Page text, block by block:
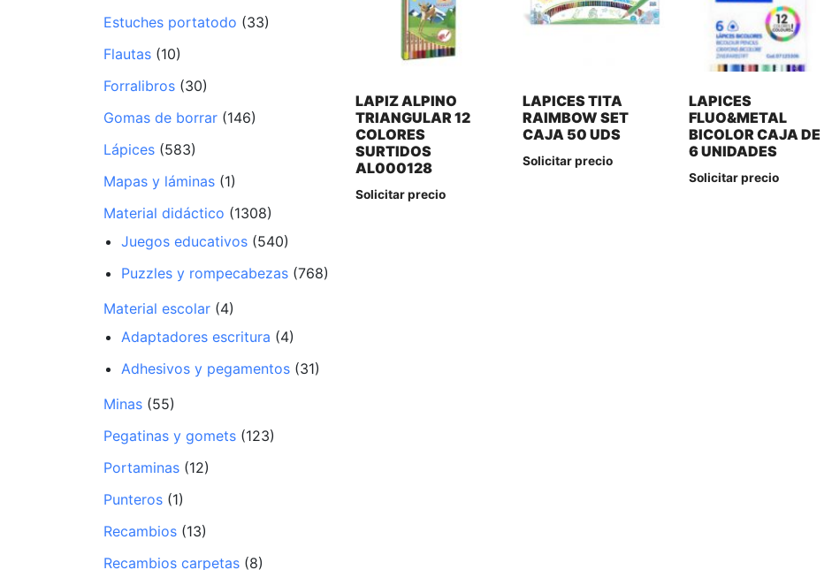
Estuches portatodo (33)
Flautas (10)
Forralibros (30)
Gomas de borrar (146)
Lápices (583)
Mapas y láminas (1)
Material didáctico (1308)
Juegos educativos (540)
Puzzles y rompecabezas (768)
Material escolar (4)
Adaptadores escritura (4)
Adhesivos y pegamentos (31)
Minas (55)
Pegatinas y gomets (123)
Portaminas (12)
Punteros (1)
Recambios (13)
Recambios carpetas (8)
LAPIZ ALPINO
TRIANGULAR 12
COLORES
SURTIDOS
AL000128
Solicitar precio
LAPICES TITA
RAIMBOW SET
CAJA 50 UDS
Solicitar precio
LAPICES
FLUO&METAL
BICOLOR CAJA DE
6 UNIDADES
Solicitar precio